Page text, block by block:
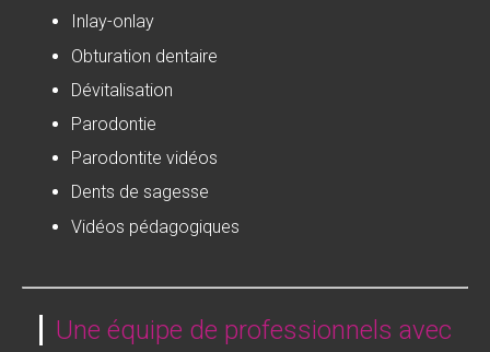
Inlay-onlay
Obturation dentaire
Dévitalisation
Parodontie
Parodontite vidéos
Dents de sagesse
Vidéos pédagogiques
Une équipe de professionnels avec